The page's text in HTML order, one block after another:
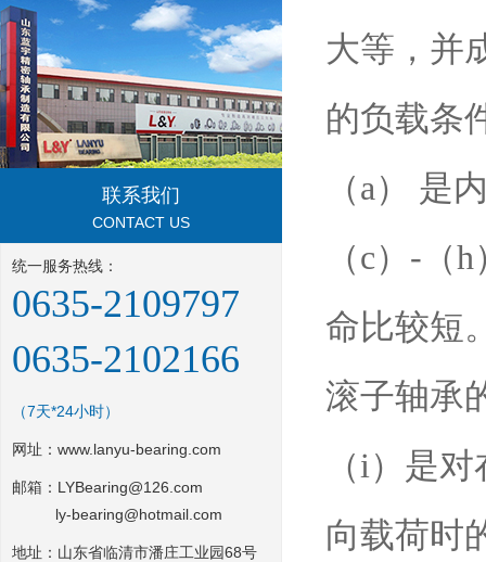
联系我们
CONTACT US
统一服务热线：
0635-2109797
0635-2102166
（7天*24小时）
网址： www.lanyu-bearing.com
邮箱：LYBearing@126.com
ly-bearing@hotmail.com
地址：山东省临清市潘庄工业园68号
大等，并
的负载条
（a） 是
（c）-（
命比较短
滚子轴承
（i）是
向载荷时